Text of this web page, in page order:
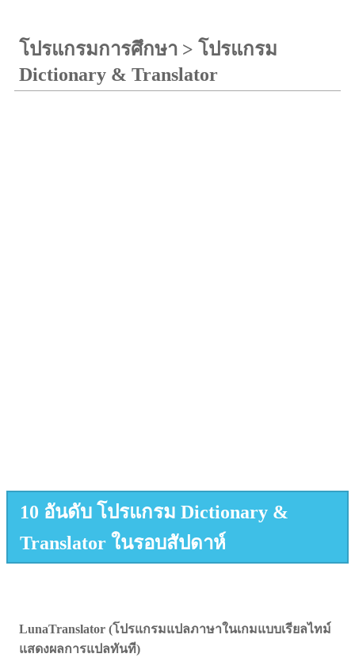
โปรแกรมการศึกษา > โปรแกรม
Dictionary & Translator
10 อันดับ โปรแกรม Dictionary &
Translator ในรอบสัปดาห์
LunaTranslator (โปรแกรมแปลภาษาในเกมแบบเรียลไทม์
แสดงผลการแปลทันที)